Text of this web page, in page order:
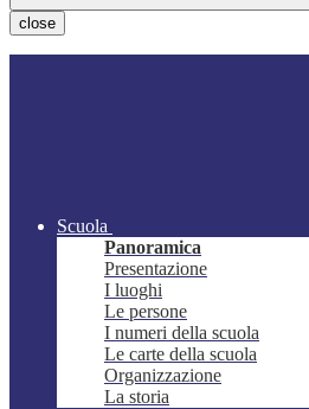
close
Scuola
Panoramica
Presentazione
I luoghi
Le persone
I numeri della scuola
Le carte della scuola
Organizzazione
La storia